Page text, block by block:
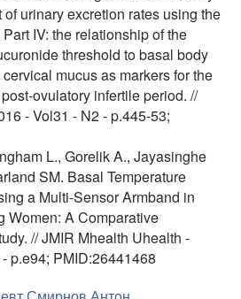
urinary excretion rates using the
IV: the relationship of the
threshold to basal body
mucus as markers for the
ovulatory infertile period. //
- Vol31 - N2 - p.445-53;
L., Gorelik A., Jayasinghe
SM. Basal Temperature
a Multi-Sensor Armband in
Women: A Comparative
// JMIR Mhealth Uhealth -
p.e94; PMID:26441468